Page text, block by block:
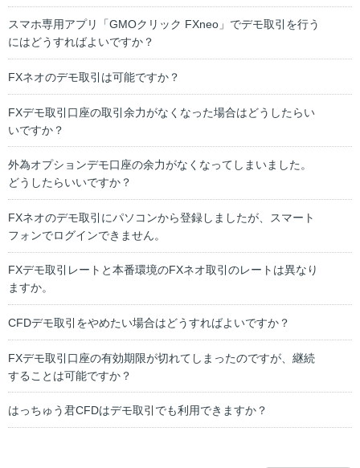
スマホ専用アプリ「GMOクリック FXneo」でデモ取引を行う
にはどうすればよいですか？
FXネオのデモ取引は可能ですか？
FXデモ取引口座の取引余力がなくなった場合はどうしたらい
いですか？
外為オプションデモ口座の余力がなくなってしまいました。
どうしたらいいですか？
FXネオのデモ取引にパソコンから登録しましたが、スマート
フォンでログインできません。
FXデモ取引レートと本番環境のFXネオ取引のレートは異なり
ますか。
CFDデモ取引をやめたい場合はどうすればよいですか？
FXデモ取引口座の有効期限が切れてしまったのですが、継続
することは可能ですか？
はっちゅう君CFDはデモ取引でも利用できますか？